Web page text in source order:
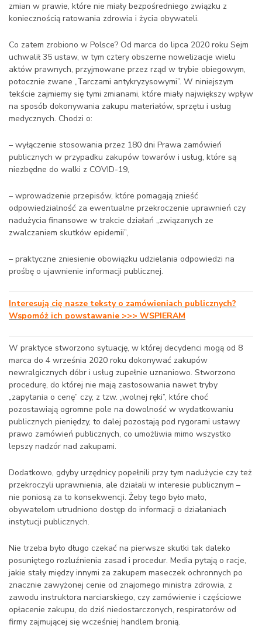
zmian w prawie, które nie miały bezpośredniego związku z
koniecznością ratowania zdrowia i życia obywateli.
Co zatem zrobiono w Polsce? Od marca do lipca 2020 roku Sejm
uchwalił 35 ustaw, w tym cztery obszerne nowelizacje wielu
aktów prawnych, przyjmowane przez rząd w trybie obiegowym,
potocznie zwane „Tarczami antykryzysowymi”. W niniejszym
tekście zajmiemy się tymi zmianami, które miały największy wpływ
na sposób dokonywania zakupu materiałów, sprzętu i usług
medycznych. Chodzi o:
– wyłączenie stosowania przez 180 dni Prawa zamówień
publicznych w przypadku zakupów towarów i usług, które są
niezbędne do walki z COVID-19,
– wprowadzenie przepisów, które pomagają znieść
odpowiedzialność za ewentualne przekroczenie uprawnień czy
nadużycia finansowe w trakcie działań „związanych ze
zwalczaniem skutków epidemii”,
– praktyczne zniesienie obowiązku udzielania odpowiedzi na
prośbę o ujawnienie informacji publicznej.
Interesują cię nasze teksty o zamówieniach publicznych?
Wspomóż ich powstawanie >>> WSPIERAM
W praktyce stworzono sytuację, w której decydenci mogą od 8
marca do 4 września 2020 roku dokonywać zakupów
newralgicznych dóbr i usług zupełnie uznaniowo. Stworzono
procedurę, do której nie mają zastosowania nawet tryby
„zapytania o cenę” czy, z tzw. „wolnej ręki”, które choć
pozostawiają ogromne pole na dowolność w wydatkowaniu
publicznych pieniędzy, to dalej pozostają pod rygorami ustawy
prawo zamówień publicznych, co umożliwia mimo wszystko
lepszy nadzór nad zakupami.
Dodatkowo, gdyby urzędnicy popełnili przy tym nadużycie czy też
przekroczyli uprawnienia, ale działali w interesie publicznym –
nie poniosą za to konsekwencji. Żeby tego było mało,
obywatelom utrudniono dostęp do informacji o działaniach
instytucji publicznych.
Nie trzeba było długo czekać na pierwsze skutki tak daleko
posuniętego rozluźnienia zasad i procedur. Media pytają o racje,
jakie stały między innymi za zakupem maseczek ochronnych po
znacznie zawyżonej cenie od znajomego ministra zdrowia, z
zawodu instruktora narciarskiego, czy zamówienie i częściowe
opłacenie zakupu, do dziś niedostarczonych, respiratorów od
firmy zajmującej się wcześniej handlem bronią.